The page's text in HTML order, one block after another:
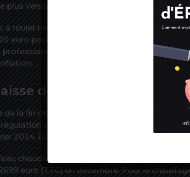
plus vendu en France selon les buralistes -, il
à rouler ne sont pas épargnés. La blague de
euro pour passer à 17,10 euros. Une
du secteur, compte tenu de la
des prix du gaz
de la fin des tarifs réglementés de vente de
de l’énergie (CRE) publie son prix
2024. Ce tarif est indicatif.
chaude et la cuisson, le prix moyen du
euro (TTC) en décembre. Pour le